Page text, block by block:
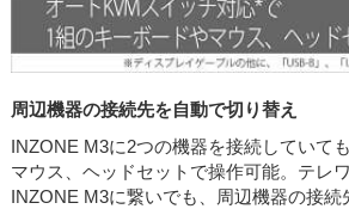
周辺機器の接続先を自動で切り替え
INZONE M3に2つの機器を接続していて
マウス、ヘッドセットで操作可能。テレ
INZONE M3に繋いでも、周辺機器の接続